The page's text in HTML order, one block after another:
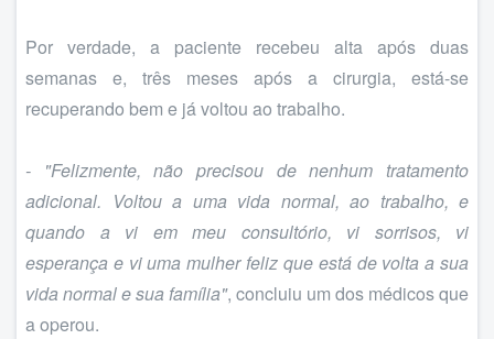
Por verdade, a paciente recebeu alta após duas
semanas e, três meses após a cirurgia, está-se
recuperando bem e já voltou ao trabalho.
- "Felizmente, não precisou de nenhum tratamento
adicional. Voltou a uma vida normal, ao trabalho, e
quando a vi em meu consultório, vi sorrisos, vi
esperança e vi uma mulher feliz que está de volta a sua
vida normal e sua família", concluiu um dos médicos que
a operou.